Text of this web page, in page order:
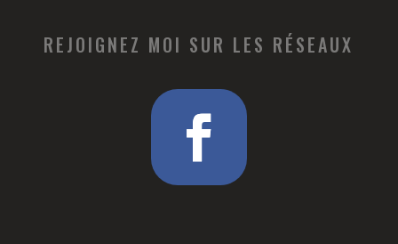
REJOIGNEZ MOI SUR LES RÉSEAUX